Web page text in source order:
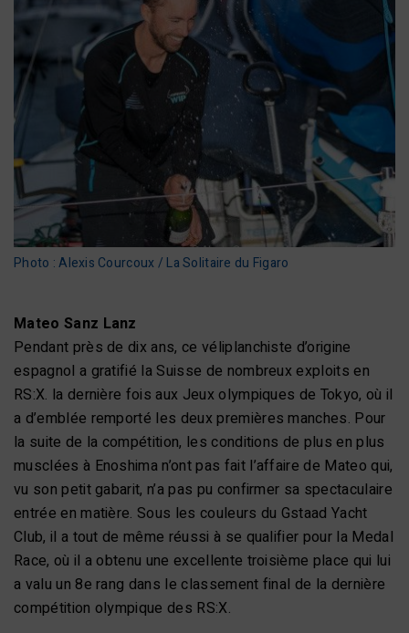
Photo : Alexis Courcoux / La Solitaire du Figaro
Mateo Sanz Lanz
Pendant près de dix ans, ce véliplanchiste d’origine
espagnol a gratifié la Suisse de nombreux exploits en
RS:X. la dernière fois aux Jeux olympiques de Tokyo, où il
a d’emblée remporté les deux premières manches. Pour
la suite de la compétition, les conditions de plus en plus
musclées à Enoshima n’ont pas fait l’affaire de Mateo qui,
vu son petit gabarit, n’a pas pu confirmer sa spectaculaire
entrée en matière. Sous les couleurs du Gstaad Yacht
Club, il a tout de même réussi à se qualifier pour la Medal
Race, où il a obtenu une excellente troisième place qui lui
a valu un 8e rang dans le classement final de la dernière
compétition olympique des RS:X.